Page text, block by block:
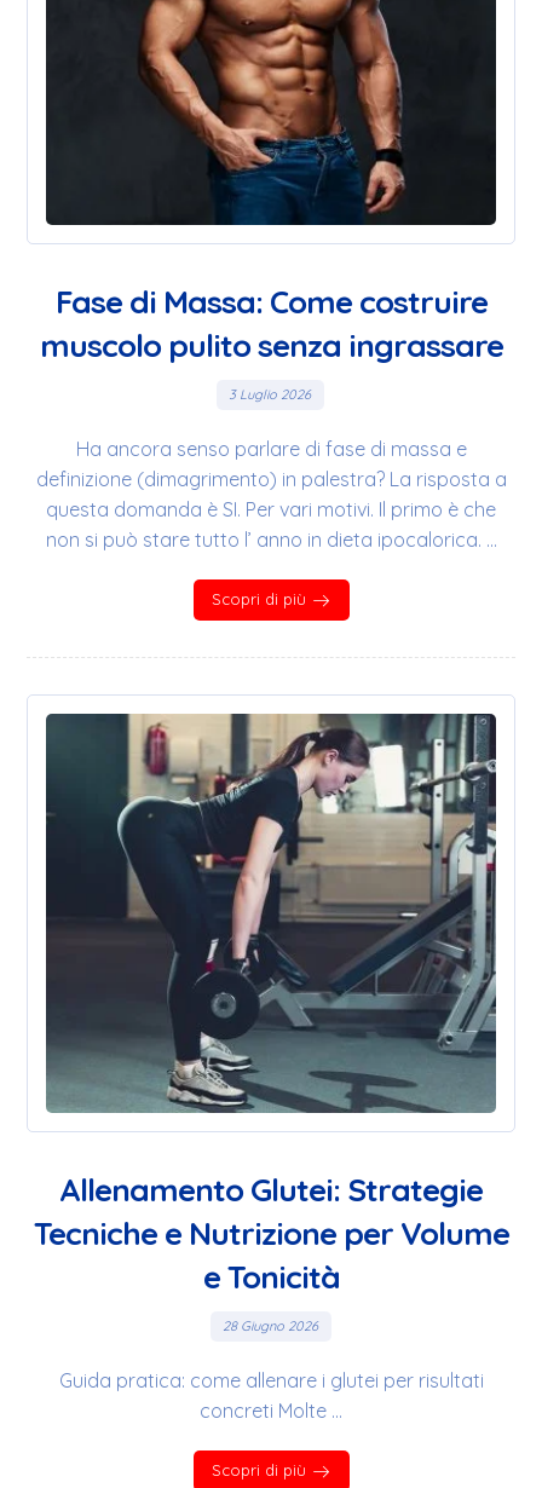
Fase di Massa: Come costruire
muscolo pulito senza ingrassare
3 Luglio 2026
Ha ancora senso parlare di fase di massa e
definizione (dimagrimento) in palestra? La risposta a
questa domanda è SI. Per vari motivi. Il primo è che
non si può stare tutto l’ anno in dieta ipocalorica. ...
Scopri di più
Allenamento Glutei: Strategie
Tecniche e Nutrizione per Volume
e Tonicità
28 Giugno 2026
Guida pratica: come allenare i glutei per risultati
concreti Molte ...
Scopri di più